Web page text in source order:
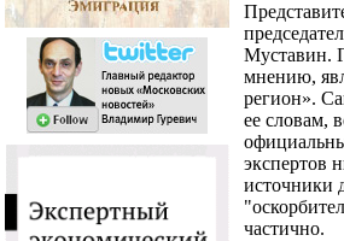
Муставин.
мнению,
регион».
ее словам,
экспертов
источники
частично.